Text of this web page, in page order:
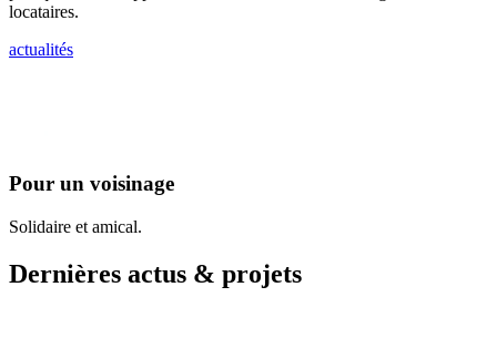
locataires.
actualités
Pour un voisinage
Solidaire et amical.
Dernières actus & projets